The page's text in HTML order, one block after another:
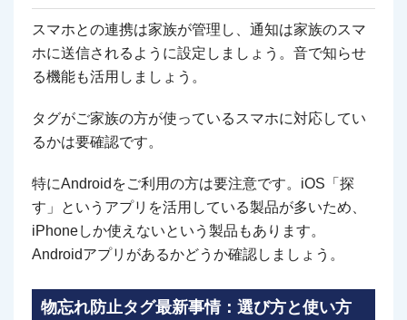
スマホとの連携は家族が管理し、通知は家族のスマ
ホに送信されるように設定しましょう。音で知らせ
る機能も活用しましょう。
タグがご家族の方が使っているスマホに対応してい
るかは要確認です。
特にAndroidをご利用の方は要注意です。iOS「探
す」というアプリを活用している製品が多いため、
iPhoneしか使えないという製品もあります。
Androidアプリがあるかどうか確認しましょう。
物忘れ防止タグ最新事情：選び方と使い方